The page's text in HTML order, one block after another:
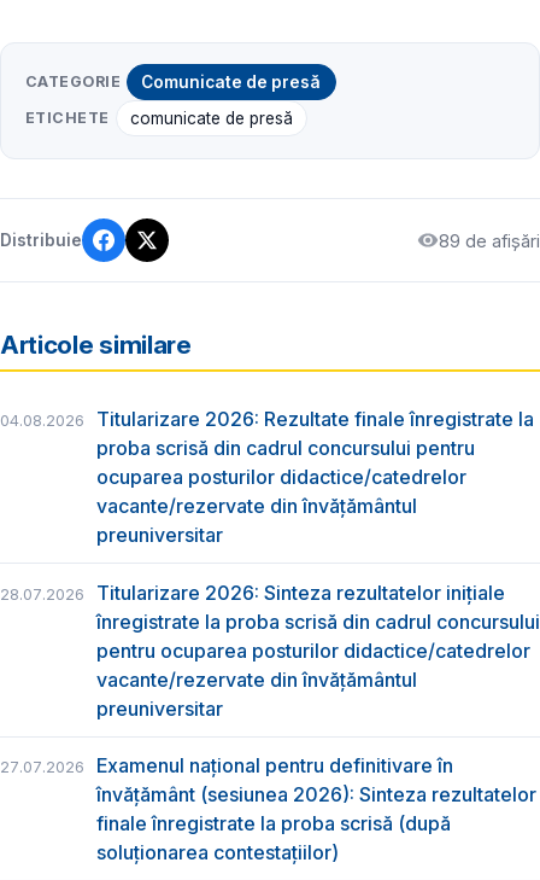
CATEGORIE Comunicate de presă
ETICHETE comunicate de presă
Distribuie 89 de afișări
Articole similare
04.08.2026
Titularizare 2026: Rezultate finale înregistrate la
proba scrisă din cadrul concursului pentru
ocuparea posturilor didactice/catedrelor
vacante/rezervate din învăţământul
preuniversitar
28.07.2026
Titularizare 2026: Sinteza rezultatelor inițiale
înregistrate la proba scrisă din cadrul concursului
pentru ocuparea posturilor didactice/catedrelor
vacante/rezervate din învăţământul
preuniversitar
27.07.2026
Examenul național pentru definitivare în
învățământ (sesiunea 2026): Sinteza rezultatelor
finale înregistrate la proba scrisă (după
soluționarea contestațiilor)